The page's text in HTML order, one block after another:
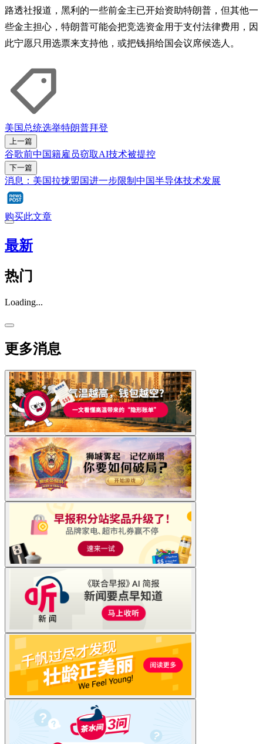
路透社报道，黑利的一些前金主已开始资助特朗普，但其他一
些金主担心，特朗普可能会把竞选资金用于支付法律费用，因
此宁愿只用选票来支持他，或把钱捐给国会议席候选人。
美国总统选举特朗普拜登
上一篇
谷歌前中国籍雇员窃取AI技术被提控
下一篇
消息：美国拉拢盟国进一步限制中国半导体技术发展
购买此文章
最新
热门
Loading...
更多消息